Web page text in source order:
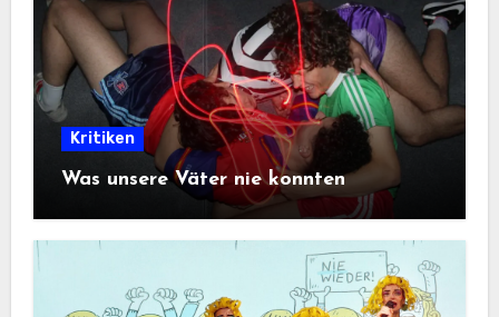
Kritiken
Was unsere Väter nie konnten